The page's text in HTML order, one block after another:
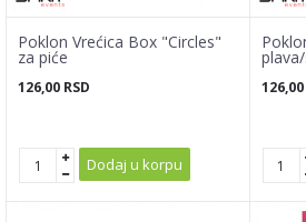
Poklon Vrećica Box "Circles"
za piće
126,00 RSD
Dodaj u korpu
126,00